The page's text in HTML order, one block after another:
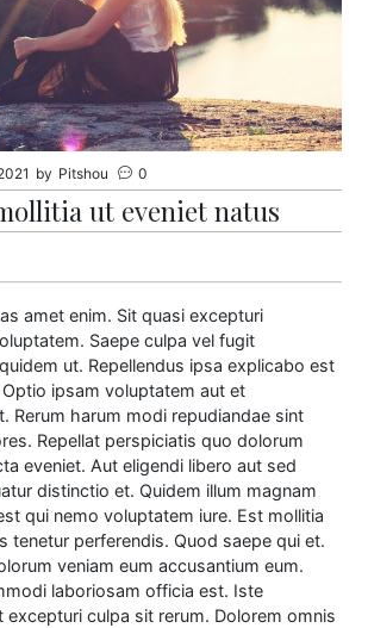
by Pitshou 0
ut eveniet natus
amet enim. Sit quasi excepturi
Saepe culpa vel fugit
ut. Repellendus ipsa explicabo est
ipsam voluptatem aut et
Rerum harum modi repudiandae sint
Repellat perspiciatis quo dolorum
eveniet. Aut eligendi libero aut sed
distinctio et. Quidem illum magnam
qui nemo voluptatem iure. Est mollitia
tenetur perferendis. Quod saepe qui et.
veniam eum accusantium eum.
laboriosam officia est. Iste
excepturi culpa sit rerum. Dolorem omnis